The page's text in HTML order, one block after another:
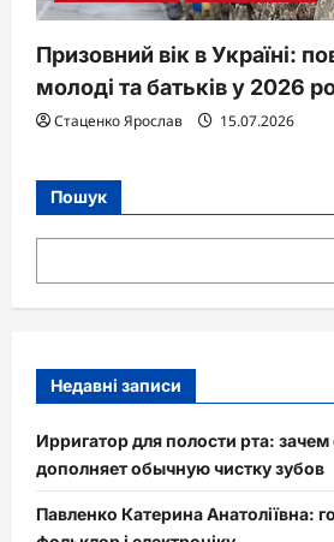
Призовний вік в Україні:
молоді та батьків у 2026
Стаценко Ярослав 15.07.2026
Пошук
Недавні записи
Ирригатор для полости рта:
дополняет обычную чистку зубов
Павленко Катерина Анатоліївна: